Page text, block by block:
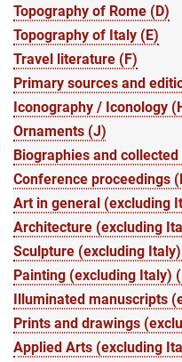
Topography of Rome (D)
Topography of Italy (E)
Travel literature (F)
Primary sources and
Iconography / Iconology
Ornaments (J)
Biographies and
Conference proceedings
Art in general (excluding
Architecture (excluding
Sculpture (excluding
Painting (excluding Italy)
Illuminated manuscripts
Prints and drawings
Applied Arts (excluding